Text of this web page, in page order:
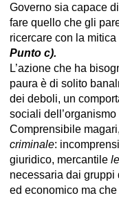
Governo sia capace
fare quello che gli
ricercare con la
Punto c).
L’azione che ha
paura è di solito
dei deboli, un
sociali
Comprensibile
criminale:
giuridico, mercantile
necessaria dai gruppi
ed economico ma